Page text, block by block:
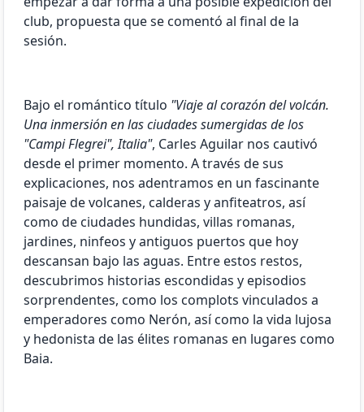
club, propuesta que se comentó al final de la
sesión.
Bajo el romántico título "Viaje al corazón del volcán.
Una inmersión en las ciudades sumergidas de los
"Campi Flegrei", Italia", Carles Aguilar nos cautivó
desde el primer momento. A través de sus
explicaciones, nos adentramos en un fascinante
paisaje de volcanes, calderas y anfiteatros, así
como de ciudades hundidas, villas romanas,
jardines, ninfeos y antiguos puertos que hoy
descansan bajo las aguas. Entre estos restos,
descubrimos historias escondidas y episodios
sorprendentes, como los complots vinculados a
emperadores como Nerón, así como la vida lujosa
y hedonista de las élites romanas en lugares como
Baia.